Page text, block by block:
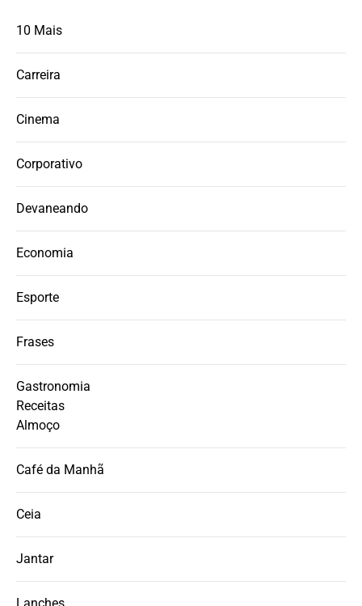
10 Mais
Carreira
Cinema
Corporativo
Devaneando
Economia
Esporte
Frases
Gastronomia
Receitas
Almoço
Café da Manhã
Ceia
Jantar